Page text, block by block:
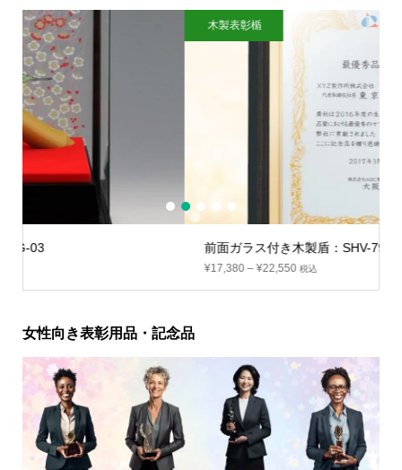
前面ガラス付き木製盾：SHV-7935
木製表彰楯
1 2 3 4 5
女性向き表彰用品・記念品